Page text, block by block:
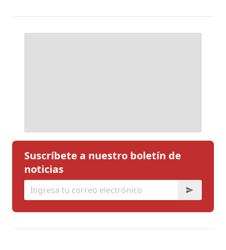
Suscríbete a nuestro boletín de
noticias